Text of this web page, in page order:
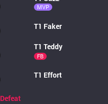
MVP
T1 Faker
T1 Teddy
FB
T1 Effort
Defeat